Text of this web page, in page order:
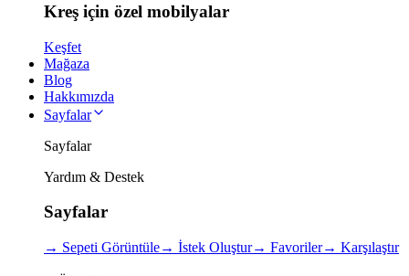
Kreş için özel mobilyalar
Keşfet
Mağaza
Blog
Hakkımızda
Sayfalar
Sayfalar
Yardım & Destek
Sayfalar
→ Sepeti Görüntüle→ İstek Oluştur→ Favoriler→ Karşılaştır